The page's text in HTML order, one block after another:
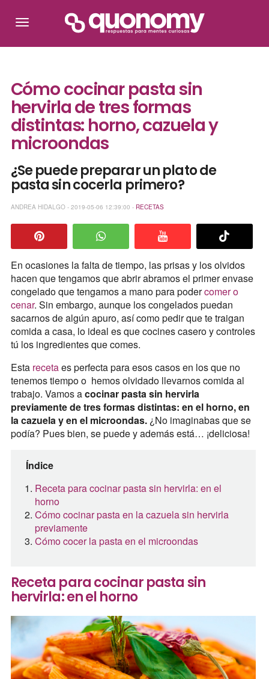
Cómo cocinar pasta sin
hervirla de tres formas
distintas: horno, cazuela y
microondas
¿Se puede preparar un plato de
pasta sin cocerla primero?
ANDREA HIDALGO - 2019-05-06 12:39:00 - RECETAS
En ocasiones la falta de tiempo, las prisas y los olvidos
hacen que tengamos que abrir abramos el primer envase
congelado que tengamos a mano para podercomer o
cenar. Sin embargo, aunque los congelados puedan
sacarnos de algún apuro, así como pedir que te traigan
comida a casa, lo ideal es que cocines casero y controles
tú los ingredientes que comes.
Esta recetaes perfecta para esos casos en los que no
tenemos tiempo o hemos olvidado llevarnos comida al
trabajo. Vamos acocinar pasta sin hervirla
previamente de tres formas distintas: en el horno, en
la cazuela y en el microondas.¿No imaginabas que se
podía? Pues bien, se puede y además está… ¡deliciosa!
Índice
Receta para cocinar pasta sin hervirla: en el
horno
Cómo cocinar pasta en la cazuela sin hervirla
previamente
Cómo cocer la pasta en el microondas
Receta para cocinar pasta sin
hervirla: en el horno